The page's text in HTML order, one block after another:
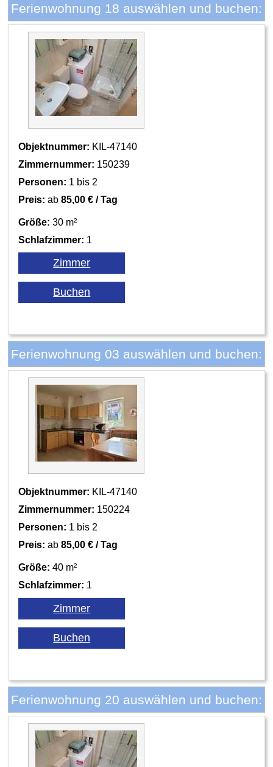
Ferienwohnung 18 auswählen und buchen:
Objektnummer: KIL-47140
Zimmernummer: 150239
Personen: 1 bis 2
Preis: ab85,00 € / Tag
Größe: 30 m²
Schlafzimmer: 1
Ferienwohnung 03 auswählen und buchen:
Objektnummer: KIL-47140
Zimmernummer: 150224
Personen: 1 bis 2
Preis: ab85,00 € / Tag
Größe: 40 m²
Schlafzimmer: 1
Ferienwohnung 20 auswählen und buchen: